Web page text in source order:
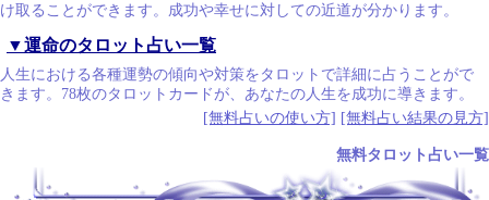
け取ることができます。成功や幸せに対しての近道が分かります。
▼運命のタロット占い一覧
人生における各種運勢の傾向や対策をタロットで詳細に占うことがで
きます。78枚のタロットカードが、あなたの人生を成功に導きます。
[無料占いの使い方] [無料占い結果の見方]
無料タロット占い一覧